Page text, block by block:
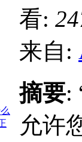
看:
来自:
摘要:
允许